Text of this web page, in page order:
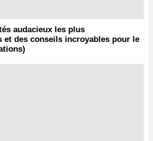
audacieux les plus
et des conseils incroyables pour le